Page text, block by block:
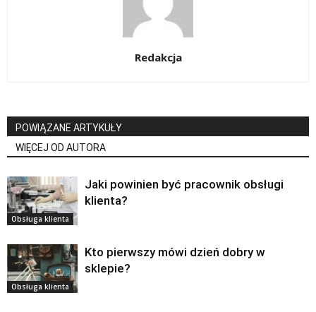
Redakcja
POWIĄZANE ARTYKUŁY
WIĘCEJ OD AUTORA
Obsługa klienta
Jaki powinien być pracownik obsługi
klienta?
Obsługa klienta
Kto pierwszy mówi dzień dobry w
sklepie?